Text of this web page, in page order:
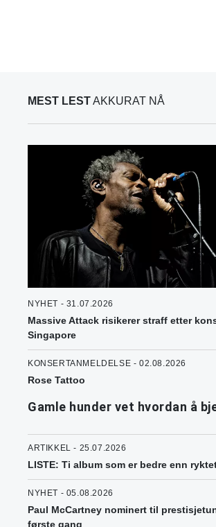
MEST LESTAKKURAT NÅ
NYHET - 31.07.2026
Massive Attack risikerer straff etter
Singapore
KONSERTANMELDELSE - 02.08.2026
Rose Tattoo
Gamle hunder vet hvordan å
ARTIKKEL - 25.07.2026
LISTE: Ti album som er bedre enn
NYHET - 05.08.2026
Paul McCartney nominert til
første gang